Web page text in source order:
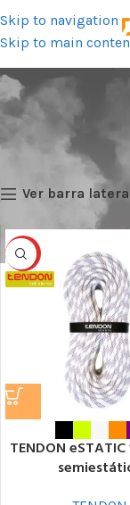
Skip to navigation
Skip to main
MENÚ
Color del
Mostrando 1–12 de
Ver barra
HOT
TENDON eSTATIC